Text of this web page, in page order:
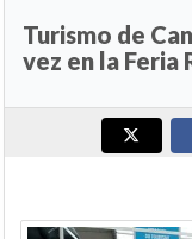
Turismo de
vez en la Feria